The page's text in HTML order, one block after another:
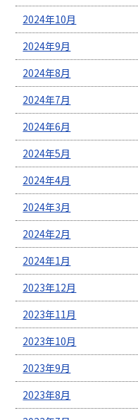
2024年10月
2024年9月
2024年8月
2024年7月
2024年6月
2024年5月
2024年4月
2024年3月
2024年2月
2024年1月
2023年12月
2023年11月
2023年10月
2023年9月
2023年8月